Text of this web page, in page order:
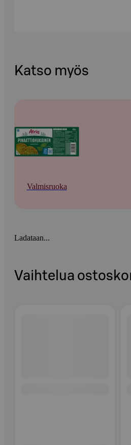
Katso myös
Valmisruoka
Ladataan...
Vaihtelua